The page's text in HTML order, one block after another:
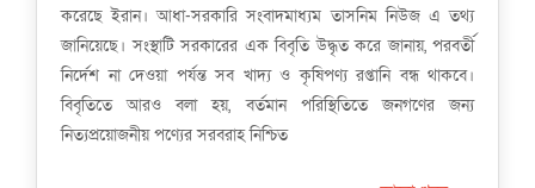
করেছে ইরান। আধা-সরকারি সংবাদমাধ্যম তাসনিম নিউজ এ তথ্য
জানিয়েছে। সংস্থাটি সরকারের এক বিবৃতি উদ্ধৃত করে জানায়, পরবর্তী
নির্দেশ না দেওয়া পর্যন্ত সব খাদ্য ও কৃষিপণ্য রপ্তানি বন্ধ থাকবে।
বিবৃতিতে আরও বলা হয়, বর্তমান পরিস্থিতিতে জনগণের জন্য
নিত্যপ্রয়োজনীয় পণ্যের সরবরাহ নিশ্চিত